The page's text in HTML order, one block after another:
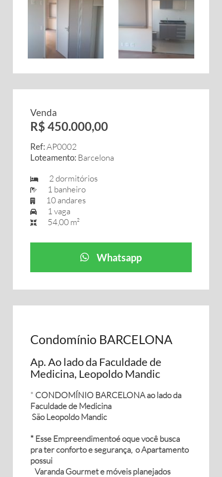
Venda
R$ 450.000,00
Ref:AP0002
Loteamento: Barcelona
2 dormitórios
1 banheiro
10 andares
1 vaga
54,00 m²
Whatsapp
Condomínio BARCELONA
Ap. Ao lado da Faculdade de
Medicina, Leopoldo Mandic
* CONDOMÍNIO BARCELONA ao lado da
Faculdade de Medicina
São Leopoldo Mandic
* Esse Empreendimentoé oque você busca
pra ter conforto e segurança, o Apartamento
possui
Varanda Gourmet e móveis planejados